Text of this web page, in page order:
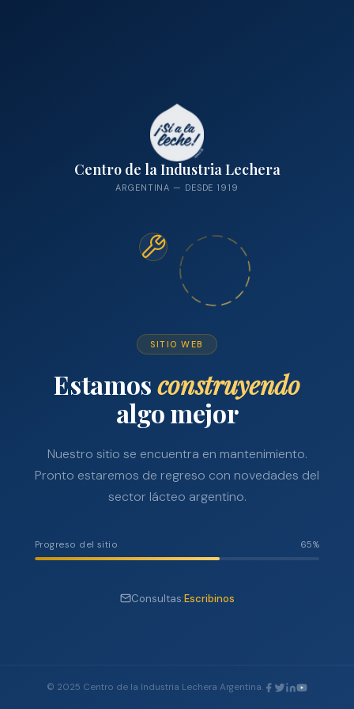
Centro de la Industria Lechera
ARGENTINA — DESDE 1919
SITIO WEB
Estamosconstruyendo
algo mejor
Nuestro sitio se encuentra en mantenimiento.
Pronto estaremos de regreso con novedades del
sector lácteo argentino.
Progreso del sitio 65%
Consultas:Escribinos
© 2025 Centro de la Industria Lechera Argentina.